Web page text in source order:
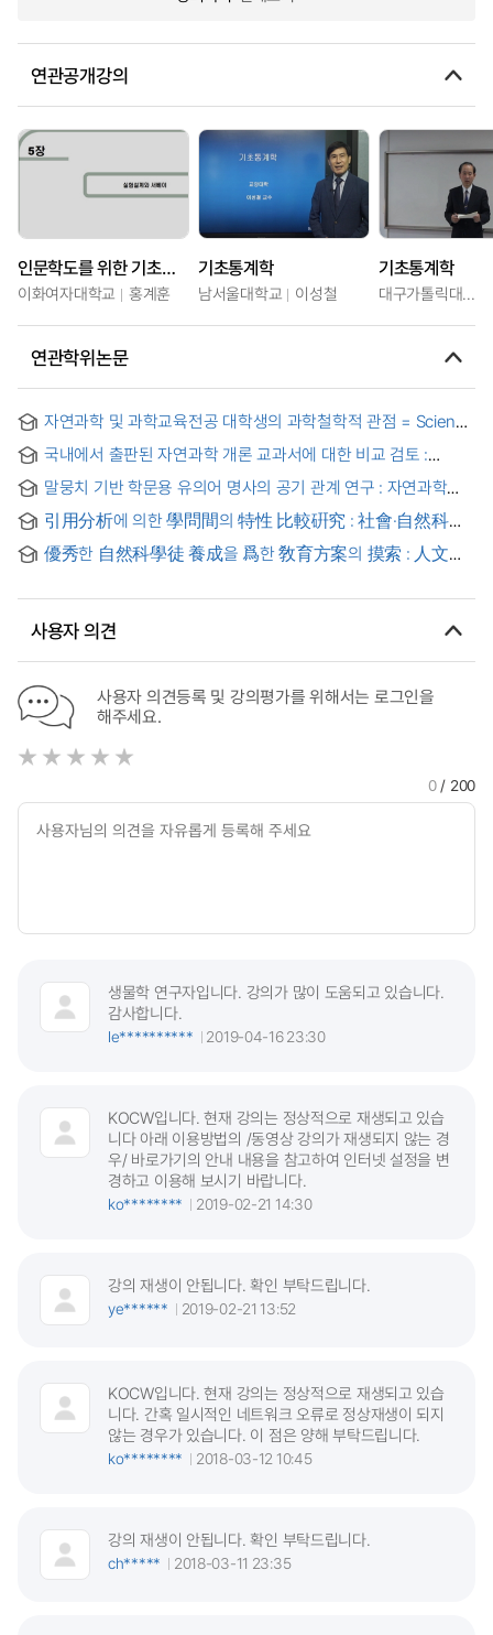
연관공개강의
인문학도를 위한 기초통계학
이화여자대학교 홍계훈
기초통계학
남서울대학교 이성철
기초통계학
대구가톨릭대학교
연관학위논문
자연과학 및 과학교육전공 대학생의 과학철학적 관점 = Science
Education University
국내에서 출판된 자연과학 개론 교과서에 대한 비교 검토 :
on the College Text Books of the Introduction to the
Natural Science Published in Korea
말뭉치 기반 학문용 유의어 명사의 공기 관계 연구 : 자연과학
전공 희망 외국인 학습자를 중심으로 = A Study on Corpus
Based Collocation of Academic Synonym Nouns: Focusing
on Foreign Students Majoring in Natural Science
引用分析에 의한 學問間의 特性 比較硏究 : 社會·自然科學
8個 分野를 中心으로
優秀한 自然科學徒 養成을 爲한 敎育方案의 摸索 : 人文系
사용자 의견
사용자 의견등록 및 강의평가를 위해서는 로그인을
해주세요.
0/ 200
생물학 연구자입니다. 강의가 많이 도움되고 있습니다.
감사합니다.
le**********
2019-04-16 23:30
KOCW입니다. 현재 강의는 정상적으로 재생되고 있습
니다 아래 이용방법의 /동영상 강의가 재생되지 않는 경
우/ 바로가기의 안내 내용을 참고하여 인터넷 설정을 변
경하고 이용해 보시기 바랍니다.
ko********
2019-02-21 14:30
강의 재생이 안됩니다. 확인 부탁드립니다.
ye******
2019-02-21 13:52
KOCW입니다. 현재 강의는 정상적으로 재생되고 있습
니다. 간혹 일시적인 네트워크 오류로 정상재생이 되지
않는 경우가 있습니다. 이 점은 양해 부탁드립니다.
ko********
2018-03-12 10:45
강의 재생이 안됩니다. 확인 부탁드립니다.
ch*****
2018-03-11 23:35